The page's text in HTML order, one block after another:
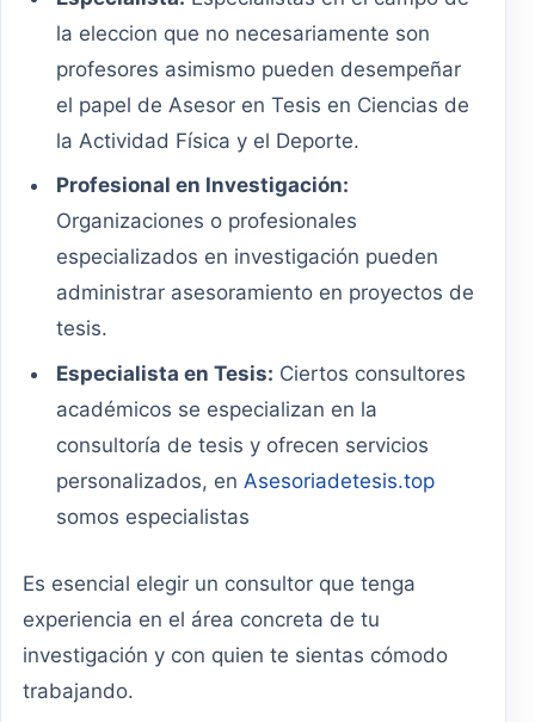
la eleccion que no necesariamente son
profesores asimismo pueden desempeñar
el papel de Asesor en Tesis en Ciencias de
la Actividad Física y el Deporte.
Profesional en Investigación:
Organizaciones o profesionales
especializados en investigación pueden
administrar asesoramiento en proyectos de
tesis.
Especialista en Tesis: Ciertos consultores
académicos se especializan en la
consultoría de tesis y ofrecen servicios
personalizados, enAsesoriadetesis.top
somos especialistas
Es esencial elegir un consultor que tenga
experiencia en el área concreta de tu
investigación y con quien te sientas cómodo
trabajando.